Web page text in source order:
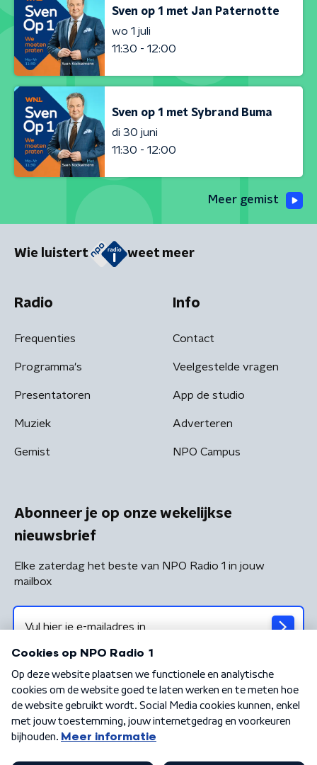
Sven op 1 met Jan Paternotte
wo 1 juli
11:30 - 12:00
Sven op 1 met Sybrand Buma
di 30 juni
11:30 - 12:00
Meer gemist
Wie luistert weet meer
Radio
Frequenties
Programma's
Presentatoren
Muziek
Gemist
Info
Contact
Veelgestelde vragen
App de studio
Adverteren
NPO Campus
Abonneer je op onze wekelijkse
nieuwsbrief
Elke zaterdag het beste van NPO Radio 1 in jouw
mailbox
Algemene voorwaarden